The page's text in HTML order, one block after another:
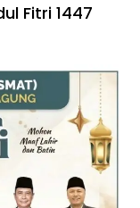
Fitri 1447